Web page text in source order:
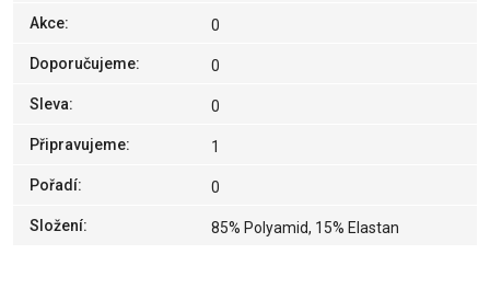
Akce: 0
Doporučujeme: 0
Sleva: 0
Připravujeme: 1
Pořadí: 0
Složení: 85% Polyamid, 15% Elastan